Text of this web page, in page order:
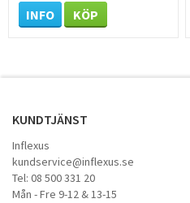
INFO KÖP
KUNDTJÄNST
Inflexus
kundservice@inflexus.se
Tel: 08 500 331 20
Mån - Fre 9-12 & 13-15